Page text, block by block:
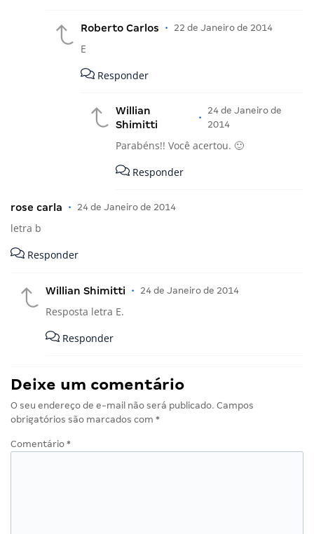
Roberto Carlos • 22 de Janeiro de 2014
E
Responder
Willian
Shimitti
•
24 de Janeiro de
2014
Parabéns!! Você acertou. 🙂
Responder
rose carla • 24 de Janeiro de 2014
letra b
Responder
Willian Shimitti • 24 de Janeiro de 2014
Resposta letra E.
Responder
Deixe um comentário
O seu endereço de e-mail não será publicado. Campos
obrigatórios são marcados com *
Comentário *